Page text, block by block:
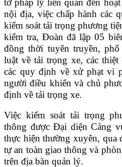
tờ pháp lý liên quan đến
nội địa, việc chấp hành các
kiểm soát tải trọng phương
kiểm tra, Đoàn đã lập 05
đồng thời tuyên truyền,
luật về tải trọng xe, các
các quy định về xử phạt vi
người điều khiển và chủ
định về tải trọng xe.
Việc kiểm soát tải trọng
thông được Đại diện Cảng
thực hiện thường xuyên, qua
tự an toàn giao thông và
trên địa bàn quản lý.